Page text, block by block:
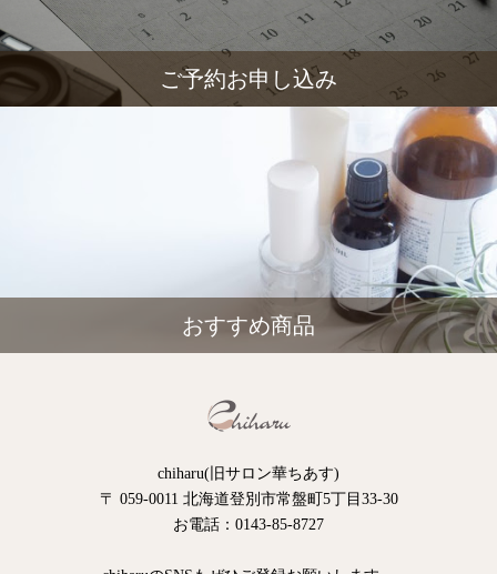
ご予約お申し込み
おすすめ商品
chiharu(旧サロン華ちあす)
〒 059-0011 北海道登別市常盤町5丁目33-30
お電話：0143-85-8727